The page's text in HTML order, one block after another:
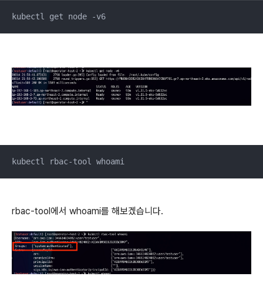
kubectl get node -v6
kubectl rbac-tool whoami
rbac-tool에서 whoami를 해보겠습니다.